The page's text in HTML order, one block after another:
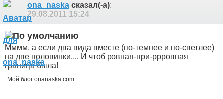
ona_naska сказал(-а):
29.08.2011 15:24
Мммм, а если два вида вместе (по-темнее и по-светлее)
на две половинки.... И чтоб ровная-при-ррровная
граница была!
Мой блог onanaska.com